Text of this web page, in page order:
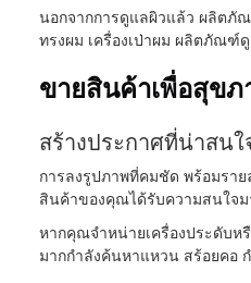
นอกจากการดูแลผิวแล้ว ผลิตภั
ทรงผม เครื่องเป่าผม ผลิตภัณฑ์
ขายสินค้าเพื่อสุข
สร้างประกาศที่น่าสนใ
การลงรูปภาพที่คมชัด พร้อมรา
สินค้าของคุณได้รับความสนใจ
หากคุณจำหน่ายเครื่องประดับห
มากกำลังค้นหาแหวน สร้อยคอ